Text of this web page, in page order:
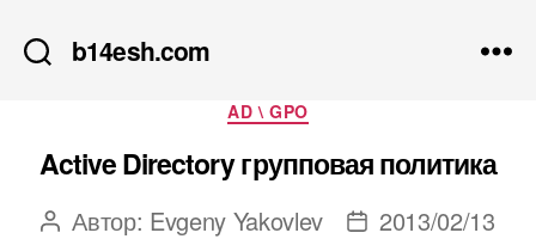
b14esh.com
Рубрики
AD \ GPO
Active Directory групповая политика
Автор
Автор: Evgeny Yakovlev
Дата2013/02/13